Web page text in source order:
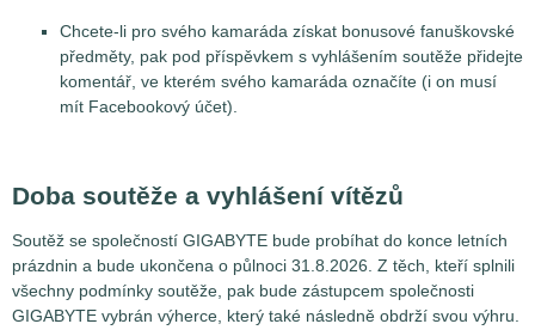
Chcete-li pro svého kamaráda získat bonusové fanuškovské
předměty, pak pod příspěvkem s vyhlášením soutěže přidejte
komentář, ve kterém svého kamaráda označíte (i on musí
mít Facebookový účet).
Doba soutěže a vyhlášení vítězů
Soutěž se společností GIGABYTE bude probíhat do konce letních
prázdnin a bude ukončena o půlnoci 31.8.2026. Z těch, kteří splnili
všechny podmínky soutěže, pak bude zástupcem společnosti
GIGABYTE vybrán výherce, který také následně obdrží svou výhru.